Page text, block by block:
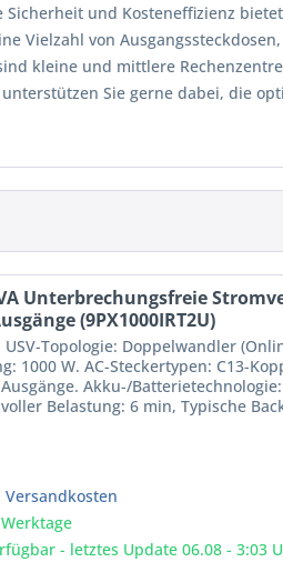
und Kosteneffizienz
Vielzahl von
kleine und mittlere
Sie gerne dabei, die
Unterbrechungsfreie
(9PX1000IRT2U)
USV-Topologie: Doppelwandler
1000 W. AC-Steckertypen: C13-
Akku-/
Belastung: 6 min, Typische
Versandkosten
- letztes Update 06.08 - 3:03